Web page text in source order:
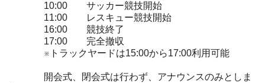
10:00 サッカー競技開始
11:00 レスキュー競技開始
16:00 競技終了
17:00 完全撤収
※トラックヤードは15:00から17:00利用可能
開会式、閉会式は行わず、アナウンスのみとしま